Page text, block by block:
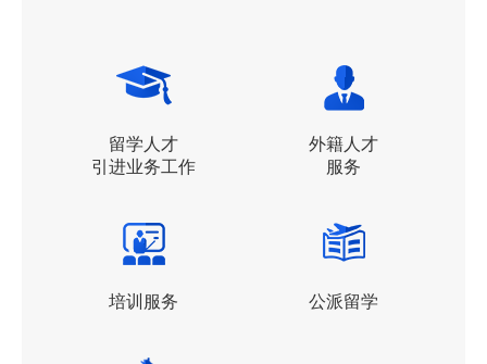
留学人才
引进业务工作
外籍人才
服务
培训服务 公派留学